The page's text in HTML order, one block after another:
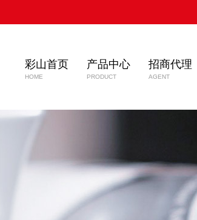
彩山首页
HOME
产品中心
PRODUCT
招商代理
AGENT